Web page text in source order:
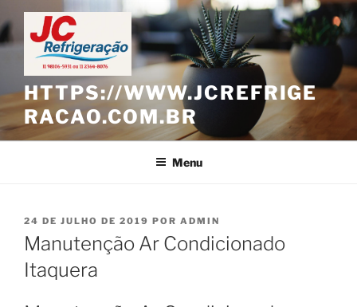
Pular
para
o
conteúdo
HTTPS://WWW.JCREFRIGE
RACAO.COM.BR
Menu
PUBLICADO
EM
24 DE JULHO DE 2019 POR ADMIN
Manutenção Ar Condicionado
Itaquera